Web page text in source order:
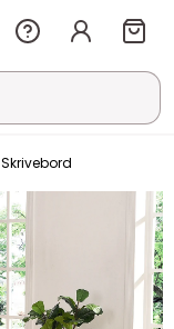
Skrivebord